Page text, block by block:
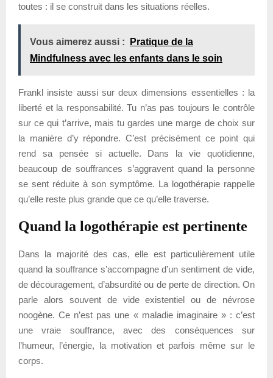
toutes : il se construit dans les situations réelles.
Vous aimerez aussi :
Pratique de la
Mindfulness avec les enfants dans le soin
Frankl insiste aussi sur deux dimensions essentielles : la
liberté et la responsabilité. Tu n’as pas toujours le contrôle
sur ce qui t’arrive, mais tu gardes une marge de choix sur
la manière d’y répondre. C’est précisément ce point qui
rend sa pensée si actuelle. Dans la vie quotidienne,
beaucoup de souffrances s’aggravent quand la personne
se sent réduite à son symptôme. La logothérapie rappelle
qu’elle reste plus grande que ce qu’elle traverse.
Quand la logothérapie est pertinente
Dans la majorité des cas, elle est particulièrement utile
quand la souffrance s’accompagne d’un sentiment de vide,
de découragement, d’absurdité ou de perte de direction. On
parle alors souvent de vide existentiel ou de névrose
noogène. Ce n’est pas une « maladie imaginaire » : c’est
une vraie souffrance, avec des conséquences sur
l’humeur, l’énergie, la motivation et parfois même sur le
corps.